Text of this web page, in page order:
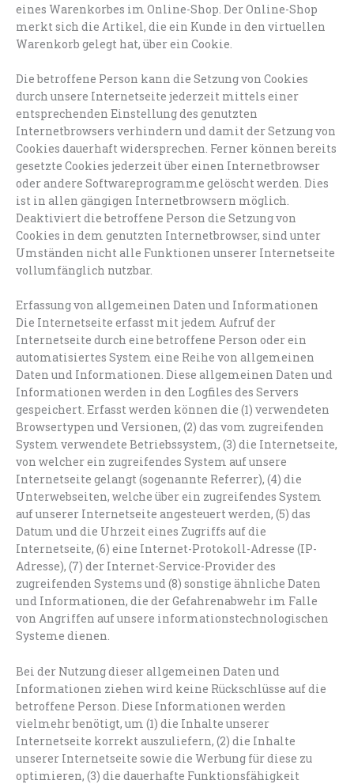
eines Warenkorbes im Online-Shop. Der Online-Shop
merkt sich die Artikel, die ein Kunde in den virtuellen
Warenkorb gelegt hat, über ein Cookie.
Die betroffene Person kann die Setzung von Cookies
durch unsere Internetseite jederzeit mittels einer
entsprechenden Einstellung des genutzten
Internetbrowsers verhindern und damit der Setzung von
Cookies dauerhaft widersprechen. Ferner können bereits
gesetzte Cookies jederzeit über einen Internetbrowser
oder andere Softwareprogramme gelöscht werden. Dies
ist in allen gängigen Internetbrowsern möglich.
Deaktiviert die betroffene Person die Setzung von
Cookies in dem genutzten Internetbrowser, sind unter
Umständen nicht alle Funktionen unserer Internetseite
vollumfänglich nutzbar.
Erfassung von allgemeinen Daten und Informationen
Die Internetseite erfasst mit jedem Aufruf der
Internetseite durch eine betroffene Person oder ein
automatisiertes System eine Reihe von allgemeinen
Daten und Informationen. Diese allgemeinen Daten und
Informationen werden in den Logfiles des Servers
gespeichert. Erfasst werden können die (1) verwendeten
Browsertypen und Versionen, (2) das vom zugreifenden
System verwendete Betriebssystem, (3) die Internetseite,
von welcher ein zugreifendes System auf unsere
Internetseite gelangt (sogenannte Referrer), (4) die
Unterwebseiten, welche über ein zugreifendes System
auf unserer Internetseite angesteuert werden, (5) das
Datum und die Uhrzeit eines Zugriffs auf die
Internetseite, (6) eine Internet-Protokoll-Adresse (IP-
Adresse), (7) der Internet-Service-Provider des
zugreifenden Systems und (8) sonstige ähnliche Daten
und Informationen, die der Gefahrenabwehr im Falle
von Angriffen auf unsere informationstechnologischen
Systeme dienen.
Bei der Nutzung dieser allgemeinen Daten und
Informationen ziehen wird keine Rückschlüsse auf die
betroffene Person. Diese Informationen werden
vielmehr benötigt, um (1) die Inhalte unserer
Internetseite korrekt auszuliefern, (2) die Inhalte
unserer Internetseite sowie die Werbung für diese zu
optimieren, (3) die dauerhafte Funktionsfähigkeit